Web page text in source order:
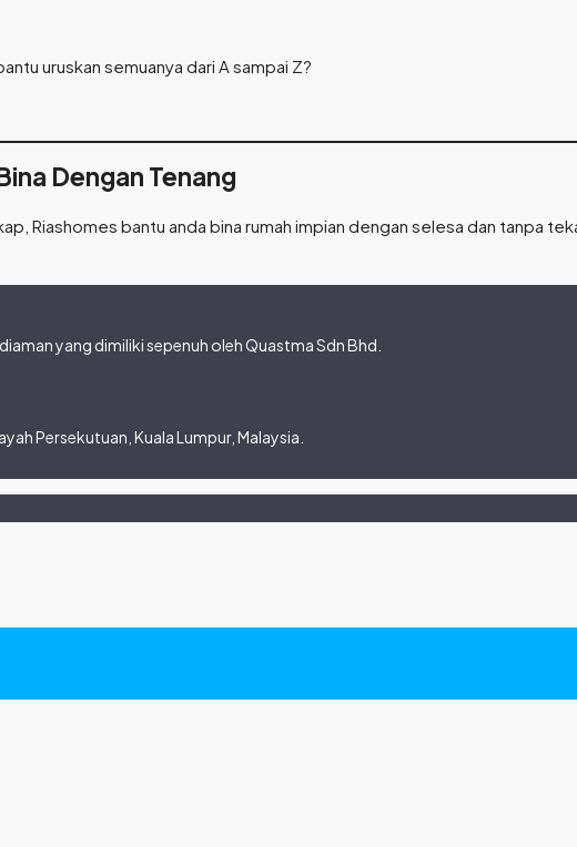
uruskan semuanya dari A sampai Z?
Dengan Tenang
Riashomes bantu anda bina rumah impian dengan selesa dan tanpa
yang dimiliki sepenuh oleh Quastma Sdn Bhd.
Persekutuan, Kuala Lumpur, Malaysia.